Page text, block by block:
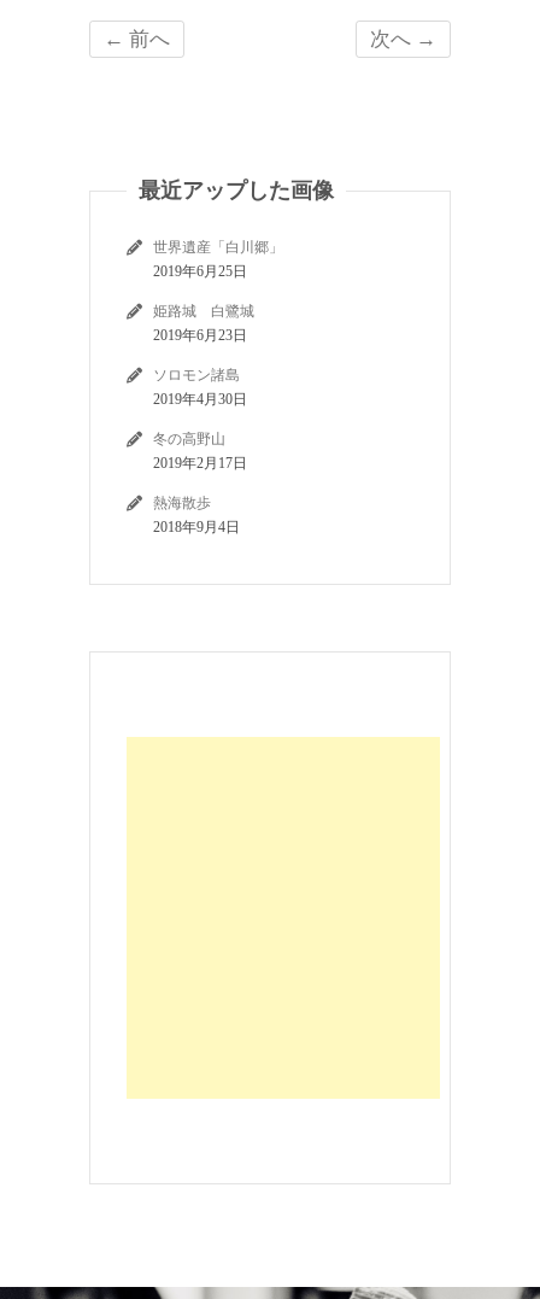
← 前へ 次へ →
最近アップした画像
世界遺産「白川郷」
2019年6月25日
姫路城 白鷺城
2019年6月23日
ソロモン諸島
2019年4月30日
冬の高野山
2019年2月17日
熱海散歩
2018年9月4日